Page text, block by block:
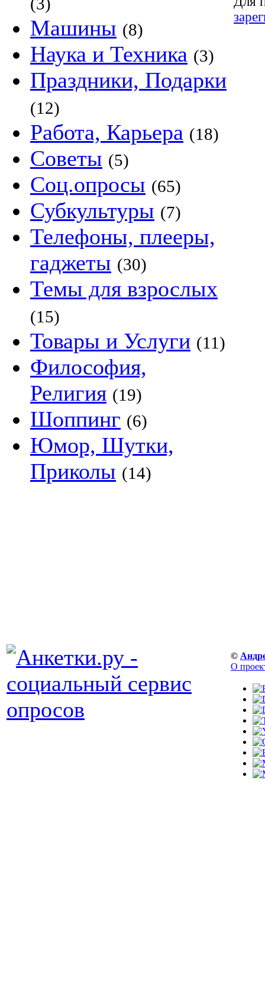
Машины (8)
Наука и Техника (3)
Праздники, Подарки
(12)
Работа, Карьера (18)
Советы (5)
Соц.опросы (65)
Субкультуры (7)
Телефоны, плееры,
гаджеты (30)
Темы для взрослых
(15)
Товары и Услуги (11)
Философия,
Религия (19)
Шоппинг (6)
Юмор, Шутки,
Приколы (14)
©
О